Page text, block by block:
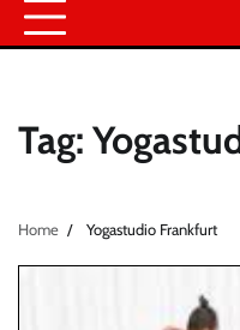
Tag:
Home Yogastudio Frankfurt